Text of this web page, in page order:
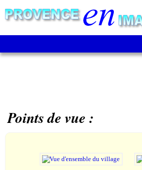
Points de vue :